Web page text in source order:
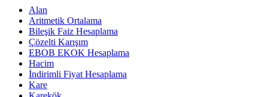
Alan
Aritmetik Ortalama
Bileşik Faiz Hesaplama
Çözelti Karışım
EBOB EKOK Hesaplama
Hacim
İndirimli Fiyat Hesaplama
Kare